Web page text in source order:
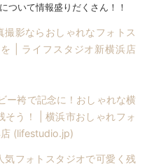
ついて情報盛りだくさん！！
影ならおしゃれなフォトス
| ライフスタジオ新横浜店
ー袴で記念に！おしゃれな横
そう！ | 横浜市おしゃれフォ
店 (lifestudio.jp)
フォトスタジオで可愛く残